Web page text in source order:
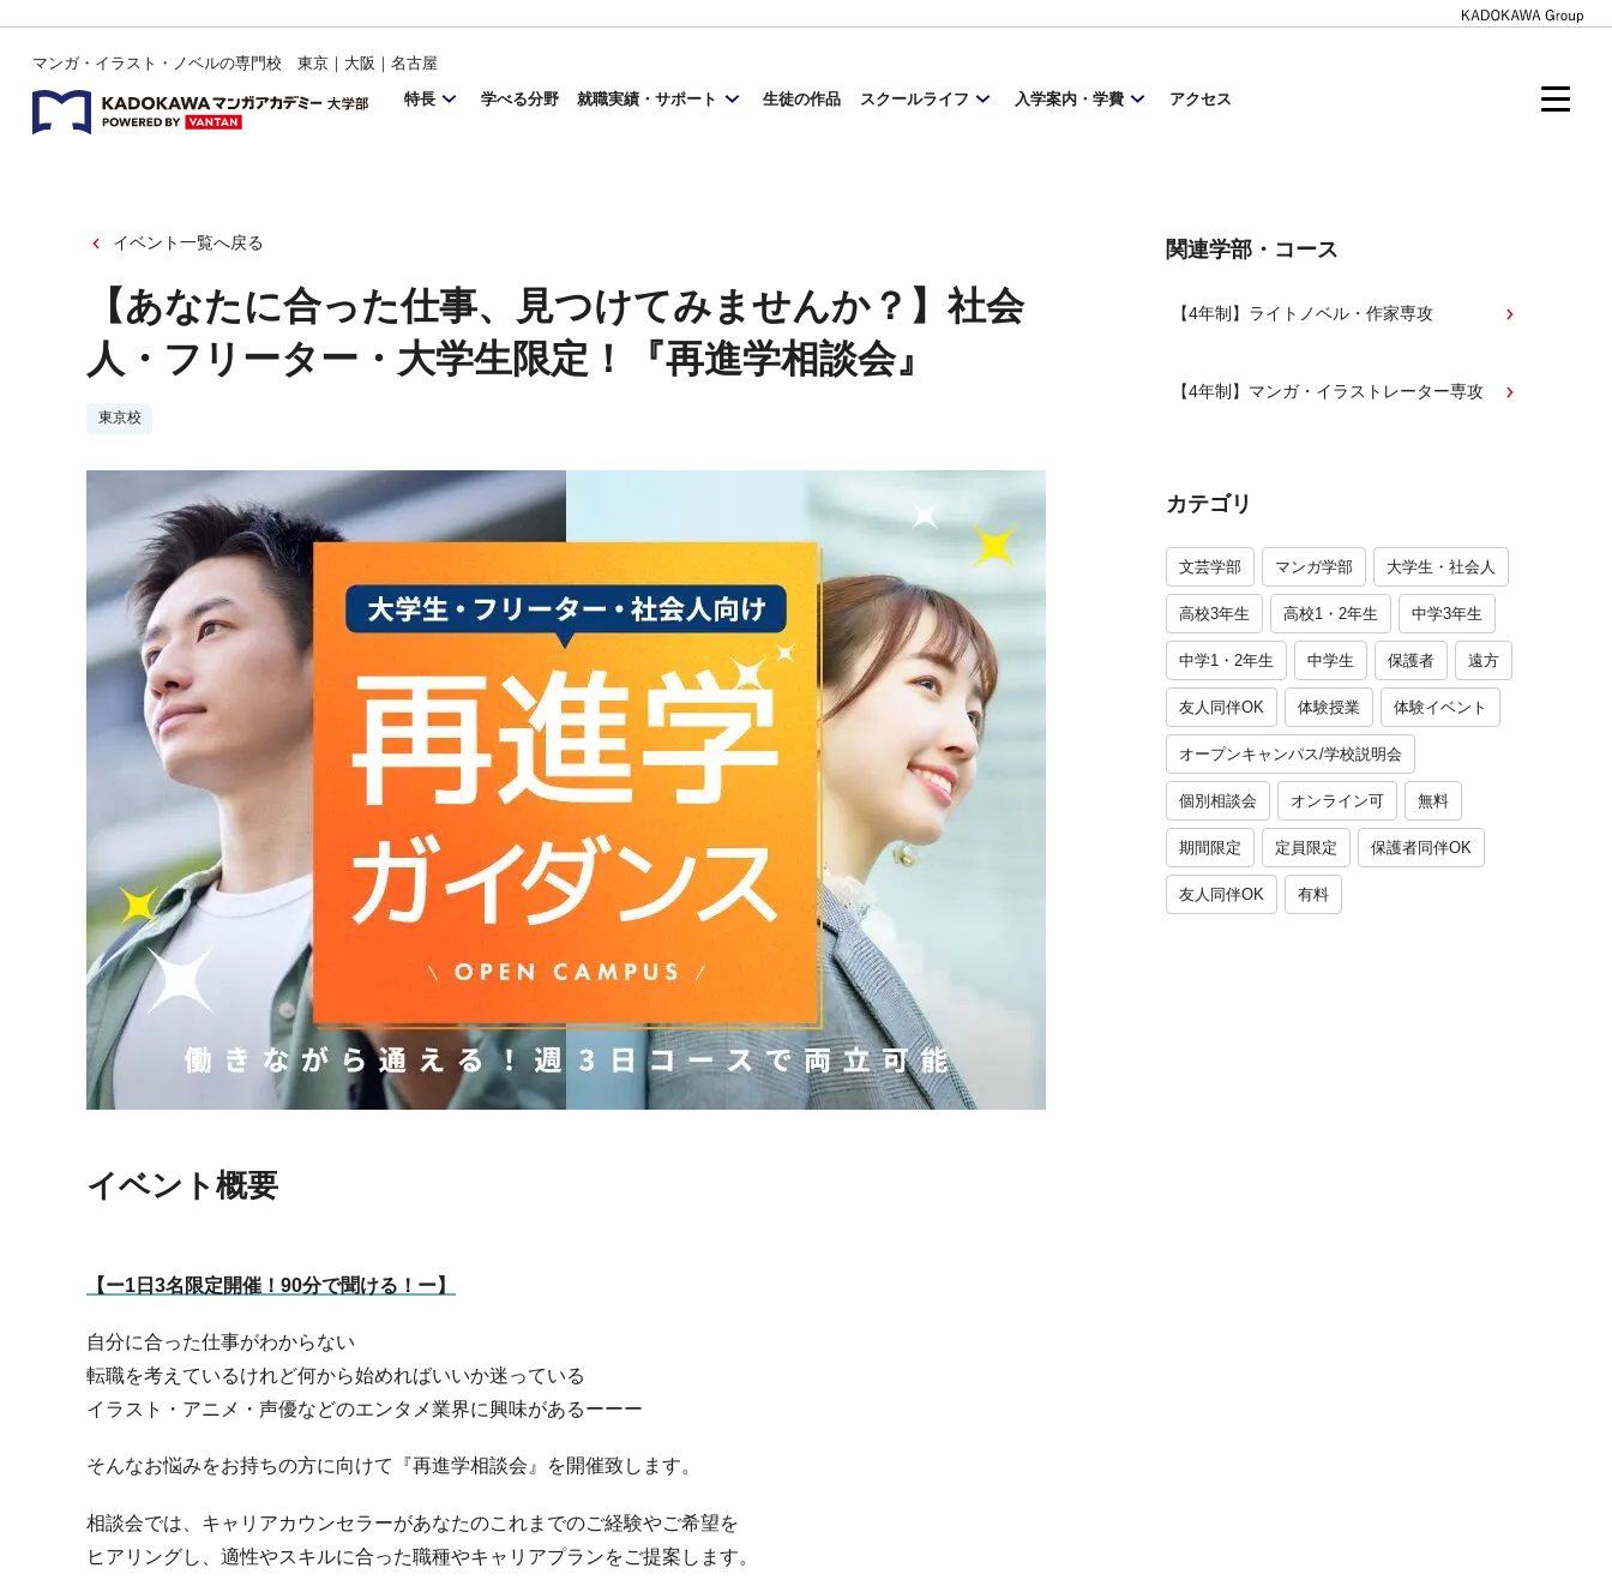
マンガ・イラスト・ノベルの専門校 東京｜大阪｜名古屋
特長
学べる分野 就職実績・サポート 生徒の作品 スクールライフ 入学案内・学費 アクセス
イベント一覧へ戻る
【あなたに合った仕事、見つけてみませんか？】社会
人・フリーター・大学生限定！『再進学相談会』
東京校
イベント概要
【ー1日3名限定開催！90分で聞ける！ー】
自分に合った仕事がわからない
転職を考えているけれど何から始めればいいか迷っている
イラスト・アニメ・声優などのエンタメ業界に興味があるーーー
そんなお悩みをお持ちの方に向けて『再進学相談会』を開催致します。
相談会では、キャリアカウンセラーがあなたのこれまでのご経験やご希望を
ヒアリングし、適性やスキルに合った職種やキャリアプランをご提案します。
関連学部・コース
【4年制】ライトノベル・作家専攻
【4年制】マンガ・イラストレーター専攻
カテゴリ
文芸学部 マンガ学部 大学生・社会人
高校3年生 高校1・2年生 中学3年生
中学1・2年生 中学生 保護者 遠方
友人同伴OK 体験授業 体験イベント
オープンキャンパス/学校説明会
個別相談会 オンライン可 無料
期間限定 定員限定 保護者同伴OK
友人同伴OK 有料